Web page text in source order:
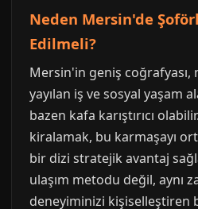
Neden Mersin'de
Edilmeli?
Mersin'in geniş coğrafyası,
yayılan iş ve sosyal yaşam
bazen kafa karıştırıcı
kiralamak, bu karmaşayı
bir dizi stratejik avantaj
ulaşım metodu değil, aynı
deneyiminizi kişiselleştiren